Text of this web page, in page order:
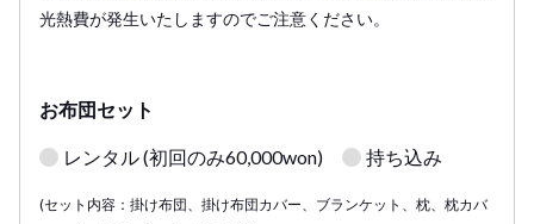
光熱費が発生いたしますのでご注意ください。
お布団セット
レンタル (初回のみ60,000won) 持ち込み
(セット内容：掛け布団、掛け布団カバー、ブランケット、枕、枕カバ